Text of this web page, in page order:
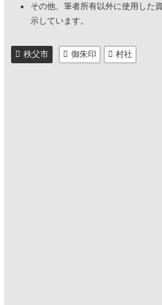
その他、筆者所有以外に使用した
示しています。
秩父市 御朱印 村社